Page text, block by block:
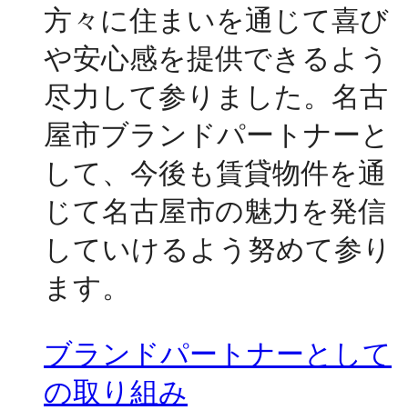
方々に住まいを通じて喜び
や安心感を提供できるよう
尽力して参りました。名古
屋市ブランドパートナーと
して、今後も賃貸物件を通
じて名古屋市の魅力を発信
していけるよう努めて参り
ます。
ブランドパートナーとして
の取り組み